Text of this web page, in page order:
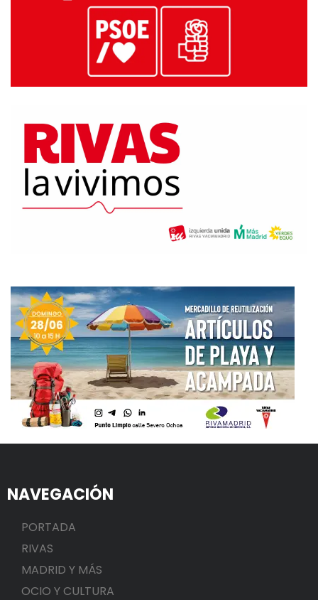
NAVEGACIÓN
PORTADA
RIVAS
MADRID Y MÁS
OCIO Y CULTURA